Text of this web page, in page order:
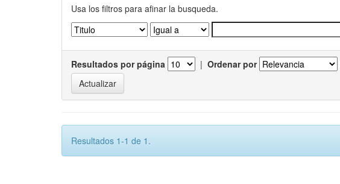
Usa los filtros para afinar la busqueda.
Resultados por página | Ordenar por
Resultados 1-1 de 1.